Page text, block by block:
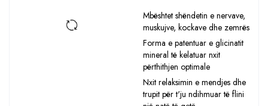
Mbështet shëndetin e nervave,
muskujve, kockave dhe zemrës
Forma e patentuar e glicinatit
mineral të kelatuar nxit
përthithjen optimale
Nxit relaksimin e mendjes dhe
trupit për t'ju ndihmuar të flini